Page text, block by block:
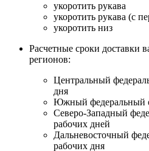
укоротить рукава
укоротить рукава (с
укоротить низ
Расчетные сроки доставки
регионов:
Центральный
дня
Южный федеральный
Северо-Западный
рабочих дней
Дальневосточный
рабочих дня